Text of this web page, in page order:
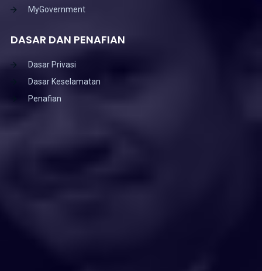
MyGovernment
DASAR DAN PENAFIAN
Dasar Privasi
Dasar Keselamatan
Penafian